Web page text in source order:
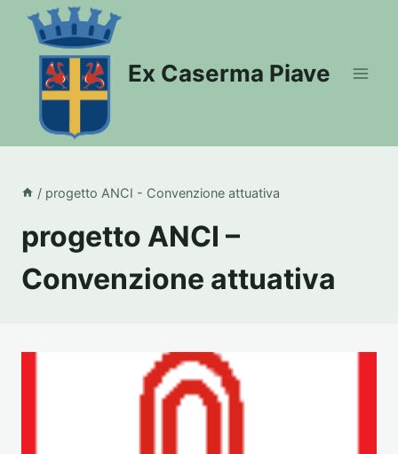
Salta
contenuto
Ex Caserma Piave
/ progetto ANCI - Convenzione attuativa
progetto ANCI –
Convenzione attuativa